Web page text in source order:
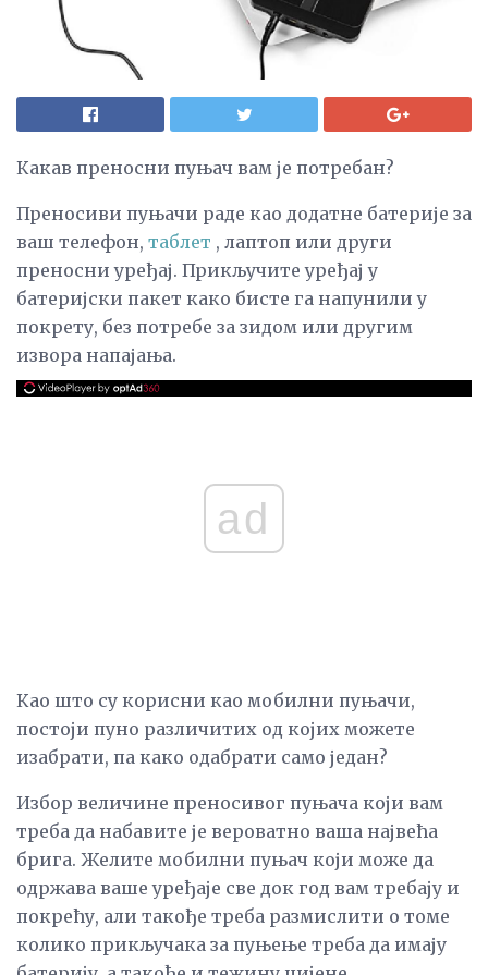
Какав преносни пуњач вам је потребан?
Преносиви пуњачи раде као додатне батерије за
ваш телефон, таблет , лаптоп или други
преносни уређај. Прикључите уређај у
батеријски пакет како бисте га напунили у
покрету, без потребе за зидом или другим
извора напајања.
ad
Као што су корисни као мобилни пуњачи,
постоји пуно различитих од којих можете
изабрати, па како одабрати само један?
Избор величине преносивог пуњача који вам
треба да набавите је вероватно ваша највећа
брига. Желите мобилни пуњач који може да
одржава ваше уређаје све док год вам требају и
покрећу, али такође треба размислити о томе
колико прикључака за пуњење треба да имају